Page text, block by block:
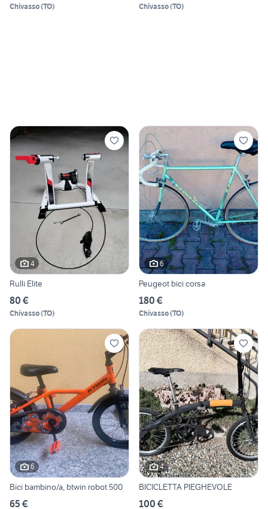
Chivasso(TO) Chivasso(TO)
4
Rulli Elite
80 €
Chivasso(TO)
6
Peugeot bici corsa
180 €
Chivasso(TO)
6
Bici bambino/a, btwin robot 500
65 €
4
BICICLETTA PIEGHEVOLE
100 €